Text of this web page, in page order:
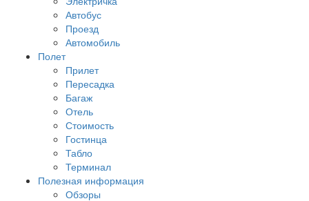
Автобус
Проезд
Автомобиль
Полет
Прилет
Пересадка
Багаж
Отель
Стоимость
Гостинца
Табло
Терминал
Полезная информация
Обзоры